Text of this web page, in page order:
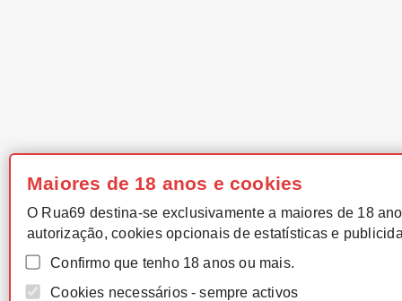
Maiores de 18 anos e cookies
O Rua69 destina-se exclusivamente a maiores de 18
autorização, cookies opcionais de estatísticas e
Confirmo que tenho 18 anos ou mais.
Cookies necessários - sempre activos